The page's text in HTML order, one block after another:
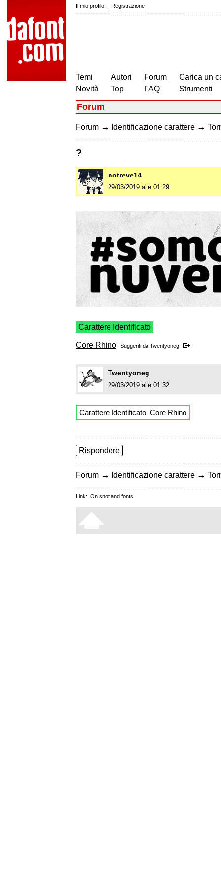
Il mio profilo | Registrazione
Temi
Novità
Autori
Top
Forum
FAQ
Carica un
Strumenti
Forum
Forum → Identificazione carattere →
?
notreve14
29/03/2019 alle 01:29
Carattere Identificato
Core Rhino Suggeriti da Twentyoneg
Twentyoneg
29/03/2019 alle 01:32
Carattere Identificato: Core Rhino
Rispondere
Forum → Identificazione carattere →
Link: On snot and fonts